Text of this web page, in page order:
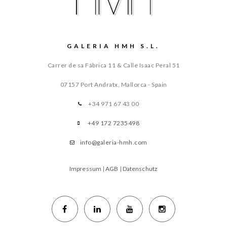
GALERIA HMH S.L.
Carrer de sa Fábrica 11 & Calle Isaac Peral 51
07157 Port Andratx, Mallorca - Spain
+34 971 67 43 00
+49 172 7235498
info@galeria-hmh.com
Impressum |AGB | Datenschutz